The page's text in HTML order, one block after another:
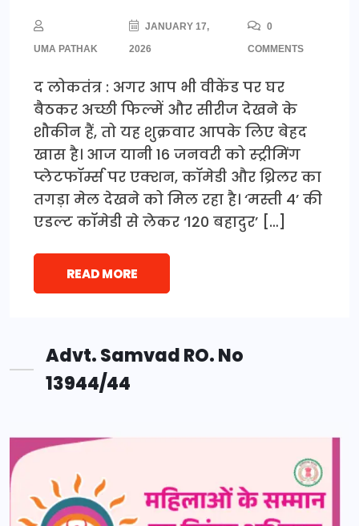
UMA PATHAK
JANUARY 17,
2026
0
COMMENTS
द लोकतंत्र : अगर आप भी वीकेंड पर घर
बैठकर अच्छी फिल्में और सीरीज देखने के
शौकीन हैं, तो यह शुक्रवार आपके लिए बेहद
खास है। आज यानी 16 जनवरी को स्ट्रीमिंग
प्लेटफॉर्म्स पर एक्शन, कॉमेडी और थ्रिलर का
तगड़ा मेल देखने को मिल रहा है। ‘मस्ती 4’ की
एडल्ट कॉमेडी से लेकर ‘120 बहादुर’ […]
READ MORE
Advt. Samvad RO. No
13944/44